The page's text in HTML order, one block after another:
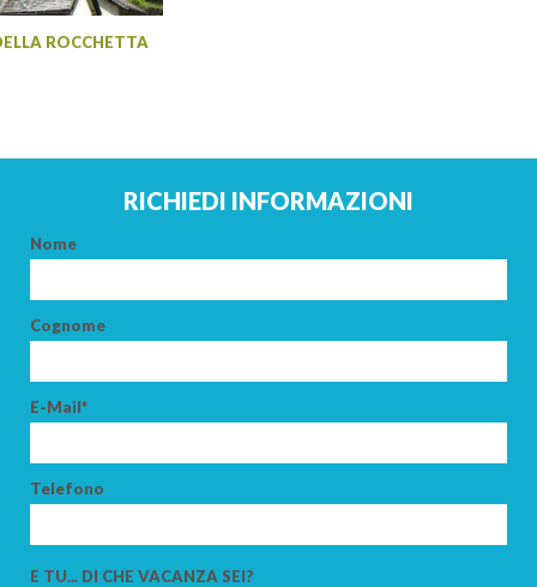
ARRIVO
ROCCHETTA
RICHIEDI INFORMAZIONI
Nome
Cognome
E-Mail*
Telefono
E TU... DI CHE VACANZA SEI?